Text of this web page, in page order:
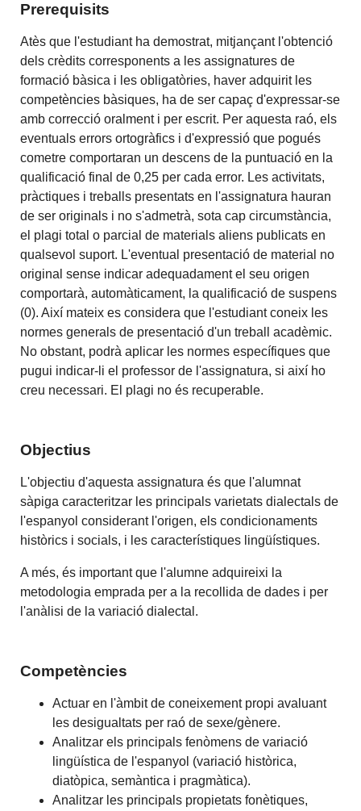
Prerequisits
Atès que l'estudiant ha demostrat, mitjançant l'obtenció
dels crèdits corresponents a les assignatures de
formació bàsica i les obligatòries, haver adquirit les
competències bàsiques, ha de ser capaç d'expressar-se
amb correcció oralment i per escrit. Per aquesta raó, els
eventuals errors ortogràfics i d'expressió que pogués
cometre comportaran un descens de la puntuació en la
qualificació final de 0,25 per cada error. Les activitats,
pràctiques i treballs presentats en l'assignatura hauran
de ser originals i no s'admetrà, sota cap circumstància,
el plagi total o parcial de materials aliens publicats en
qualsevol suport. L'eventual presentació de material no
original sense indicar adequadament el seu origen
comportarà, automàticament, la qualificació de suspens
(0). Així mateix es considera que l'estudiant coneix les
normes generals de presentació d'un treball acadèmic.
No obstant, podrà aplicar les normes específiques que
pugui indicar-li el professor de l'assignatura, si així ho
creu necessari. El plagi no és recuperable.
Objectius
L'objectiu d'aquesta assignatura és que l'alumnat
sàpiga caracteritzar les principals varietats dialectals de
l'espanyol considerant l'origen, els condicionaments
històrics i socials, i les característiques lingüístiques.
A més, és important que l'alumne adquireixi la
metodologia emprada per a la recollida de dades i per
l'anàlisi de la variació dialectal.
Competències
Actuar en l'àmbit de coneixement propi avaluant
les desigualtats per raó de sexe/gènere.
Analitzar els principals fenòmens de variació
lingüística de l'espanyol (variació històrica,
diatòpica, semàntica i pragmàtica).
Analitzar les principals propietats fonètiques,